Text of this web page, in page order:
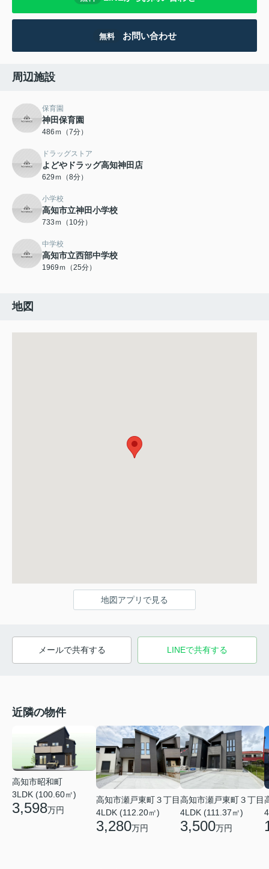
無料 お問い合わせ
周辺施設
保育園
神田保育園
486ｍ（7分）
ドラッグストア
よどやドラッグ高知神田店
629ｍ（8分）
小学校
高知市立神田小学校
733ｍ（10分）
中学校
高知市立西部中学校
1969ｍ（25分）
地図
地図アプリで見る
メールで共有する LINEで共有する
近隣の物件
高知市昭和町
3LDK (100.60㎡)
3,598万円
高知市瀬戸東町３丁目
4LDK (112.20㎡)
3,280万円
高知市瀬戸東町３丁目
4LDK (111.37㎡)
3,500万円